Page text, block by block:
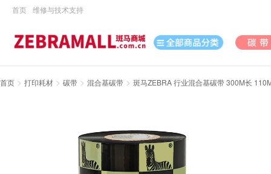
首页 维修与技术支持
打印机
首页 > 打印耗材 > 碳带 > 混合基碳带 > 斑马ZEBRA 行业混合基碳带 300M长